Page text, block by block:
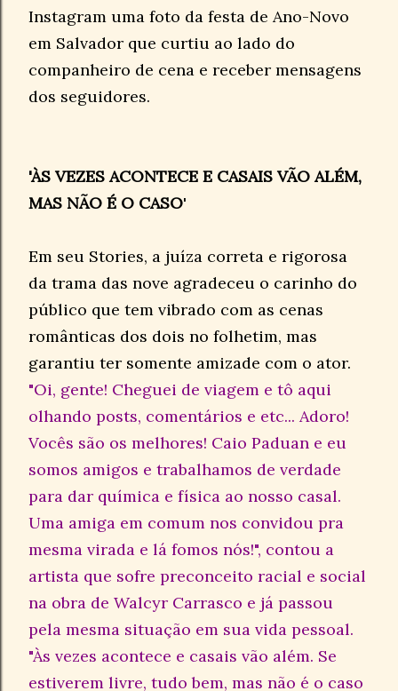
Instagram uma foto da festa de Ano-Novo
em Salvador que curtiu ao lado do
companheiro de cena e receber mensagens
dos seguidores.
'ÀS VEZES ACONTECE E CASAIS VÃO ALÉM,
MAS NÃO É O CASO'
Em seu Stories, a juíza correta e rigorosa
da trama das nove agradeceu o carinho do
público que tem vibrado com as cenas
românticas dos dois no folhetim, mas
garantiu ter somente amizade com o ator.
"Oi, gente! Cheguei de viagem e tô aqui
olhando posts, comentários e etc... Adoro!
Vocês são os melhores! Caio Paduan e eu
somos amigos e trabalhamos de verdade
para dar química e física ao nosso casal.
Uma amiga em comum nos convidou pra
mesma virada e lá fomos nós!", contou a
artista que sofre preconceito racial e social
na obra de Walcyr Carrasco e já passou
pela mesma situação em sua vida pessoal.
"Às vezes acontece e casais vão além. Se
estiverem livre, tudo bem, mas não é o caso